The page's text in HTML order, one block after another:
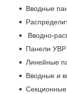
Вводные
Вводно-
Панели УВР
Линейные
Вводные и